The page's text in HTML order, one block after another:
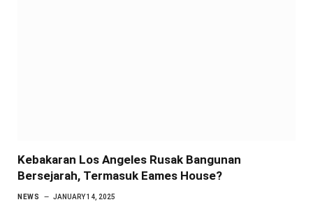
Kebakaran Los Angeles Rusak Bangunan
Bersejarah, Termasuk Eames House?
NEWS JANUARY 14, 2025